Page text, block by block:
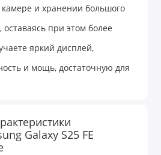
и хранении большого
при этом более
яркий дисплей,
и мощь, достаточную для
не хотите переплачивать?
Galaxy S25 FE